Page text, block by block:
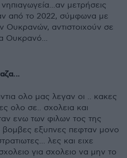
μετρήσεις
από το 2022, σύμφωνα με
Ουκρανών, αντιστοιχούν σε
Ουκρανό...
ολο μας λεγαν οι .. κακες
ολο σε.. σχολεια και
ενω των φιλων τος της
εξυπνες πεφταν μονο
λες και ειχε
για σχολειο να μην το